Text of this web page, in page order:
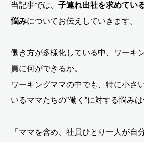
当記事では、子連れ出社を求めてい
悩みについてお伝えしていきます。
働き方が多様化している中、ワーキ
員に何ができるか。
ワーキングママの中でも、特に小さ
いるママたちの”働く”に対する悩みは
「ママを含め、社員ひとり一人が自